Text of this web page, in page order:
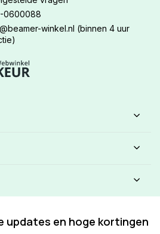
0600088
winkel.nl (binnen 4 uur
updates en hoge kortingen